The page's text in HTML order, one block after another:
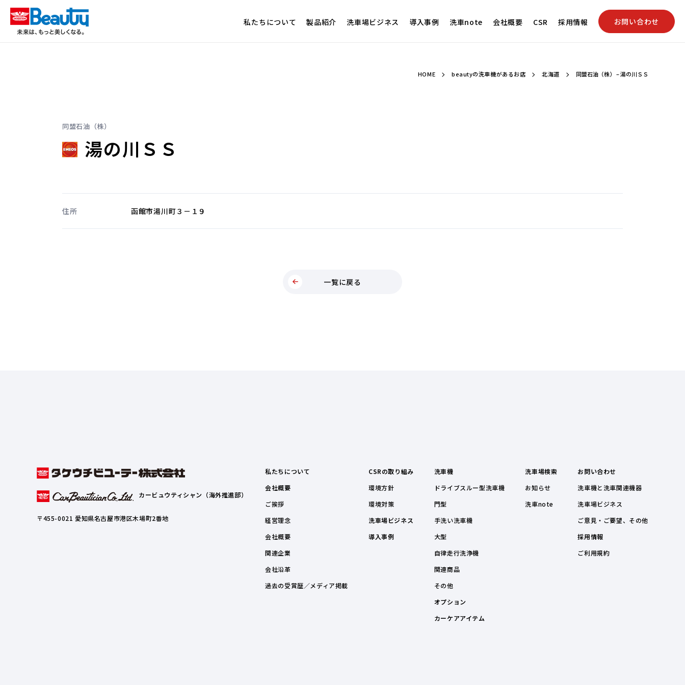
私たちについて 製品紹介 洗車場ビジネス 導入事例 洗車note 会社概要 CSR 採用情報 お問い合わせ
HOME beautyの洗車機があるお店 北海道 同盟石油（株） – 湯の川ＳＳ
同盟石油（株）
湯の川ＳＳ
住所 函館市湯川町３－１９
一覧に戻る
カービュウティシャン（海外推進部）
〒455-0021 愛知県名古屋市港区木場町2番地
私たちについて
会社概要
ご挨拶
経営理念
会社概要
関連企業
会社沿革
過去の受賞歴／メディア掲載
CSRの取り組み
環境方針
環境対策
洗車場ビジネス
導入事例
洗車機
ドライブスルー型洗車機
門型
手洗い洗車機
大型
自律走行洗浄機
関連商品
その他
オプション
カーケアアイテム
洗車場検索
お知らせ
洗車note
お問い合わせ
洗車機と洗車関連機器
洗車場ビジネス
ご意見・ご要望、その他
採用情報
ご利用規約